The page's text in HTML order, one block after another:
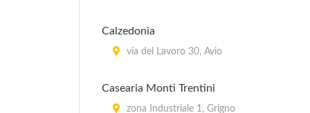
Calzedonia
via del Lavoro 30, Avio
Casearia Monti Trentini
zona Industriale 1, Grigno